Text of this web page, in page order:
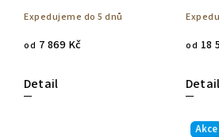
Expedujeme do 5 dnů
od 7 869 Kč
Detail
od 18
Detail
Akce